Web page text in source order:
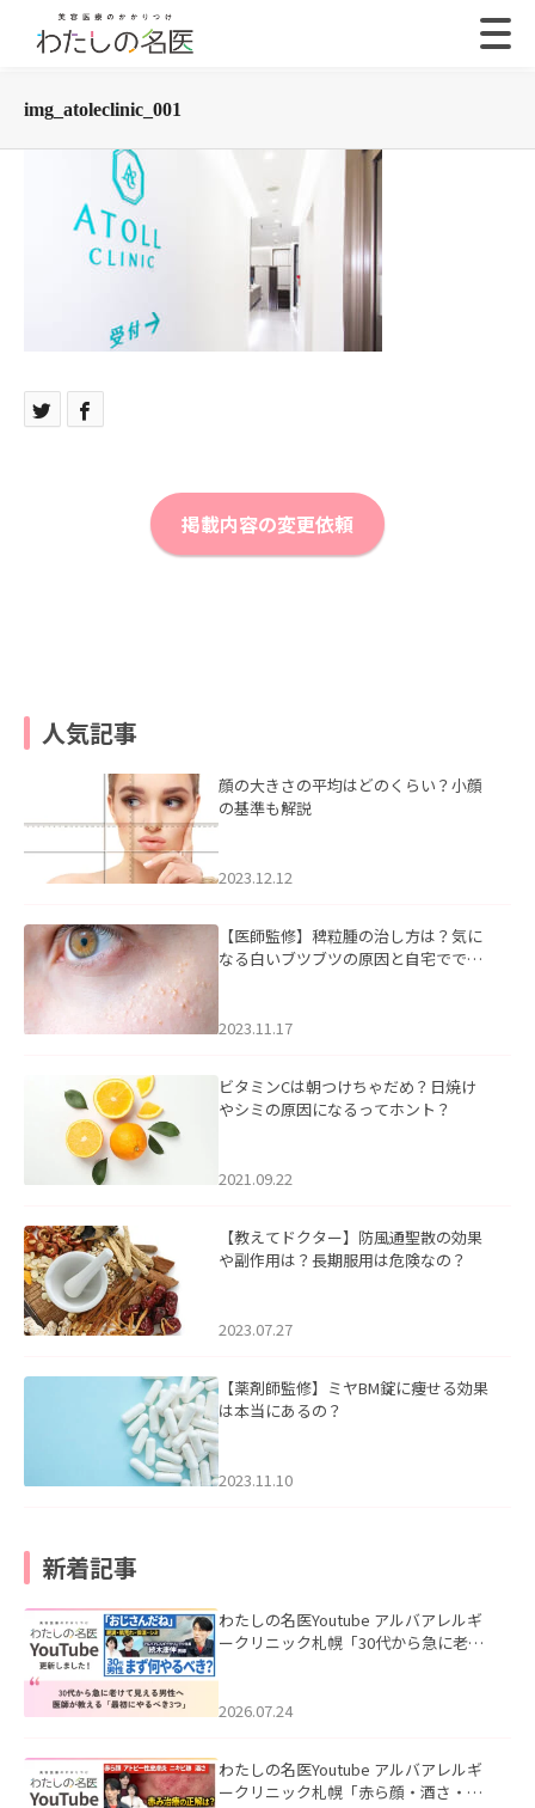
img_atoleclinic_001
掲載内容の変更依頼
人気記事
顔の大きさの平均はどのくらい？小顔
の基準も解説
2023.12.12
【医師監修】稗粒腫の治し方は？気に
なる白いブツブツの原因と自宅ででき
2023.11.17
ビタミンCは朝つけちゃだめ？日焼け
やシミの原因になるってホント？
2021.09.22
【教えてドクター】防風通聖散の効果
や副作用は？長期服用は危険なの？
2023.07.27
【薬剤師監修】ミヤBM錠に痩せる効果
は本当にあるの？
2023.11.10
新着記事
わたしの名医Youtube アルバアレルギ
ークリニック札幌「30代から急に老け
た。
2026.07.24
わたしの名医Youtube アルバアレルギ
ークリニック札幌「赤ら顔・酒さ・ニ